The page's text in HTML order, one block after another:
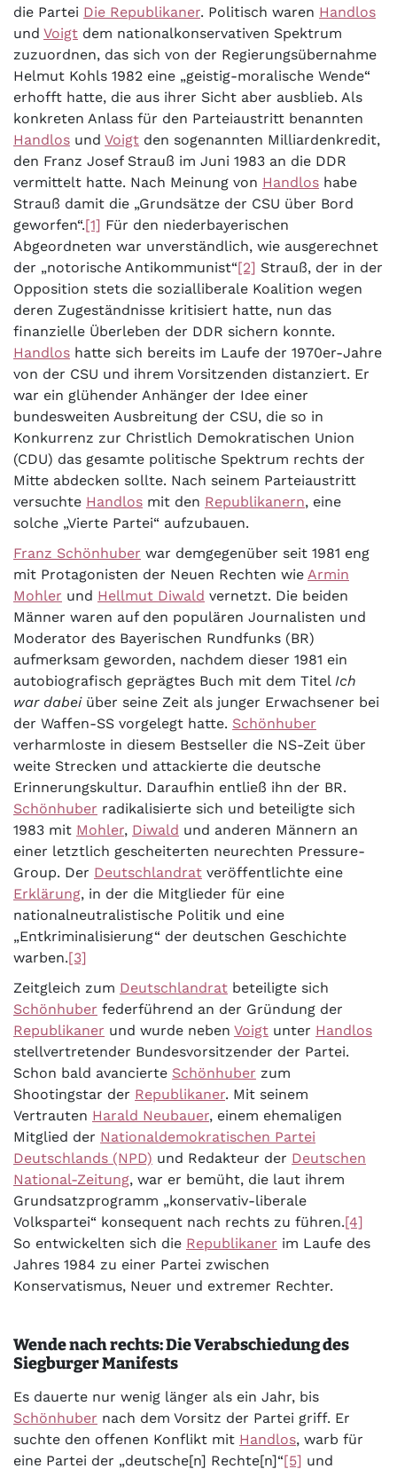
die Partei Die Republikaner. Politisch waren Handlos
und Voigt dem nationalkonservativen Spektrum
zuzuordnen, das sich von der Regierungsübernahme
Helmut Kohls 1982 eine „geistig-moralische Wende“
erhofft hatte, die aus ihrer Sicht aber ausblieb. Als
konkreten Anlass für den Parteiaustritt benannten
Handlos und Voigt den sogenannten Milliardenkredit,
den Franz Josef Strauß im Juni 1983 an die DDR
vermittelt hatte. Nach Meinung von Handlos habe
Strauß damit die „Grundsätze der CSU über Bord
geworfen“.[1] Für den niederbayerischen
Abgeordneten war unverständlich, wie ausgerechnet
der „notorische Antikommunist“[2] Strauß, der in der
Opposition stets die sozialliberale Koalition wegen
deren Zugeständnisse kritisiert hatte, nun das
finanzielle Überleben der DDR sichern konnte.
Handlos hatte sich bereits im Laufe der 1970er-Jahre
von der CSU und ihrem Vorsitzenden distanziert. Er
war ein glühender Anhänger der Idee einer
bundesweiten Ausbreitung der CSU, die so in
Konkurrenz zur Christlich Demokratischen Union
(CDU) das gesamte politische Spektrum rechts der
Mitte abdecken sollte. Nach seinem Parteiaustritt
versuchte Handlos mit den Republikanern, eine
solche „Vierte Partei“ aufzubauen.
Franz Schönhuber war demgegenüber seit 1981 eng
mit Protagonisten der Neuen Rechten wie Armin
Mohler und Hellmut Diwald vernetzt. Die beiden
Männer waren auf den populären Journalisten und
Moderator des Bayerischen Rundfunks (BR)
aufmerksam geworden, nachdem dieser 1981 ein
autobiografisch geprägtes Buch mit dem Titel Ich
war dabeiüber seine Zeit als junger Erwachsener bei
der Waffen-SS vorgelegt hatte. Schönhuber
verharmloste in diesem Bestseller die NS-Zeit über
weite Strecken und attackierte die deutsche
Erinnerungskultur. Daraufhin entließ ihn der BR.
Schönhuber radikalisierte sich und beteiligte sich
1983 mit Mohler, Diwald und anderen Männern an
einer letztlich gescheiterten neurechten Pressure-
Group. Der Deutschlandrat veröffentlichte eine
Erklärung, in der die Mitglieder für eine
nationalneutralistische Politik und eine
„Entkriminalisierung“ der deutschen Geschichte
warben.[3]
Zeitgleich zum Deutschlandrat beteiligte sich
Schönhuber federführend an der Gründung der
Republikaner und wurde neben Voigt unter Handlos
stellvertretender Bundesvorsitzender der Partei.
Schon bald avancierte Schönhuber zum
Shootingstar der Republikaner. Mit seinem
Vertrauten Harald Neubauer, einem ehemaligen
Mitglied der Nationaldemokratischen Partei
Deutschlands (NPD) und Redakteur der Deutschen
National-Zeitung, war er bemüht, die laut ihrem
Grundsatzprogramm „konservativ-liberale
Volkspartei“ konsequent nach rechts zu führen.[4]
So entwickelten sich die Republikaner im Laufe des
Jahres 1984 zu einer Partei zwischen
Konservatismus, Neuer und extremer Rechter.
Wende nach rechts: Die Verabschiedung des
Siegburger Manifests
Es dauerte nur wenig länger als ein Jahr, bis
Schönhuber nach dem Vorsitz der Partei griff. Er
suchte den offenen Konflikt mit Handlos, warb für
eine Partei der „deutsche[n] Rechte[n]“[5] und